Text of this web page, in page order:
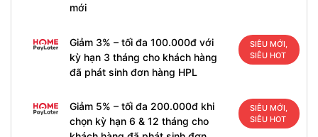
mới
Giảm 3% – tối đa 100.000đ với
kỳ hạn 3 tháng cho khách hàng
đã phát sinh đơn hàng HPL
SIÊU
MỚI,
SIÊU
Giảm 5% – tối đa 200.000đ khi
chọn kỳ hạn 6 & 12 tháng cho
SIÊU
MỚI,